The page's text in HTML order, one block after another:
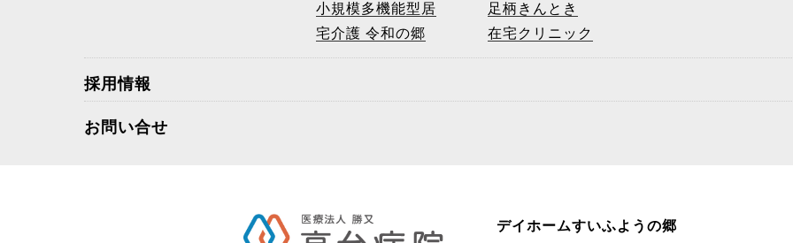
小規模多機能型居
宅介護 令和の郷
足柄きんとき
在宅クリニック
採用情報
お問い合せ
デイホームすいふようの郷